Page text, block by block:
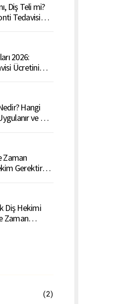
Diş Teli mi?
Tedavisi
2026:
Ücretini
Hangi
ve Ne
Zaman
Gerektiren
Diş Hekimi
Zaman
(2)